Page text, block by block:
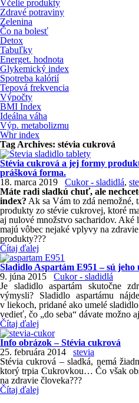
Včelie produkty
Zdravé potraviny
Zelenina
Čo na bolesť
Detox
Tabuľky
Energet. hodnota
Glykemický index
Spotreba kalórií
Tepová frekvencia
Výpočty
BMI Index
Ideálna váha
Výp. metabolizmu
Whr index
Tag Archives: stévia cukrová
Stévia cukrová a jej formy
prášková forma.
18. marca 2019
Cukor - sladidlá,
Máte radi sladkú chuť, ale
index? Ak sa Vám to zdá nemožné,
produkty zo stévie cukrovej, ktoré
aj nulové množstvo sacharidov. Aké
majú vôbec nejaké vplyvy na
produkty???
Čítaj ďalej
Sladidlo Aspartám E951 – sú jeho
9. júna 2015
Cukor - sladidlá
Je sladidlo aspartám skutočne
výmysli? Sladidlo aspartámu
v liekoch, pridané ako umelé
vedieť, čo „do seba“ dávate možno
Čítaj ďalej
Info obrázok – Stévia cukrová
25. februára 2014
stevia
Stévia cukrová – sladká, nemá
ktorý trpia Cukrovkou… Čo však
na zdravie človeka???
Čítaj ďalej